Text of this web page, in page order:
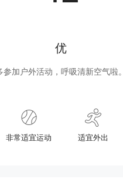
优
参加户外活动，呼吸清新空气啦。
非常适宜运动 适宜外出